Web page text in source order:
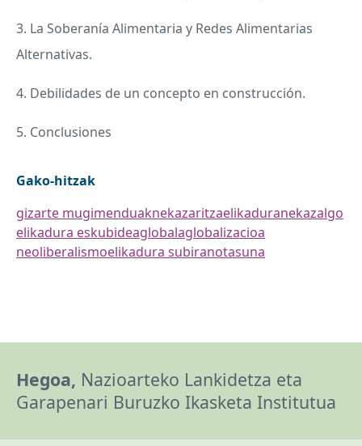
3. La Soberanía Alimentaria y Redes Alimentarias
Alternativas.
4. Debilidades de un concepto en construcción.
5. Conclusiones
Gako-hitzak
gizarte mugimenduaknekazaritzaelikaduranekazalgo
elikadura eskubideaglobalaglobalizacioa
neoliberalismoelikadura subiranotasuna
Hegoa, Nazioarteko Lankidetza eta
Garapenari Buruzko Ikasketa Institutua